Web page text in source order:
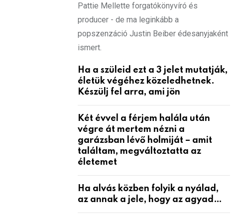
Pattie Mellette forgatókönyvíró és
producer - de ma leginkább a
popszenzáció Justin Beiber édesanyjaként
ismert.
Ha a szüleid ezt a 3 jelet mutatják,
életük végéhez közeledhetnek.
Készülj fel arra, ami jön
Két évvel a férjem halála után
végre át mertem nézni a
garázsban lévő holmiját – amit
találtam, megváltoztatta az
életemet
Ha alvás közben folyik a nyálad,
az annak a jele, hogy az agyad…